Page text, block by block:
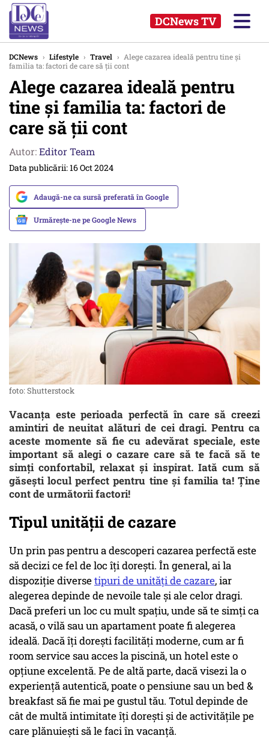
DCNews TV
DCNews › Lifestyle › Travel › Alege cazarea ideală pentru tine și
familia ta: factori de care să ții cont
Alege cazarea ideală pentru
tine și familia ta: factori de
care să ții cont
Autor:Editor Team
Data publicării: 16 Oct 2024
Adaugă-ne ca sursă preferată în Google
Urmărește-ne pe Google News
foto: Shutterstock
Vacanța este perioada perfectă în care să creezi
amintiri de neuitat alături de cei dragi. Pentru ca
aceste momente să fie cu adevărat speciale, este
important să alegi o cazare care să te facă să te
simți confortabil, relaxat și inspirat. Iată cum să
găsești locul perfect pentru tine și familia ta! Ține
cont de următorii factori!
Tipul unității de cazare
Un prin pas pentru a descoperi cazarea perfectă este
să decizi ce fel de loc îți dorești. În general, ai la
dispoziție diversetipuri de unități de cazare, iar
alegerea depinde de nevoile tale și ale celor dragi.
Dacă preferi un loc cu mult spațiu, unde să te simți ca
acasă, o vilă sau un apartament poate fi alegerea
ideală. Dacă îți dorești facilități moderne, cum ar fi
room service sau acces la piscină, un hotel este o
opțiune excelentă. Pe de altă parte, dacă visezi la o
experiență autentică, poate o pensiune sau un bed &
breakfast să fie mai pe gustul tău. Totul depinde de
cât de multă intimitate îți dorești și de activitățile pe
care plănuiești să le faci în vacanță.